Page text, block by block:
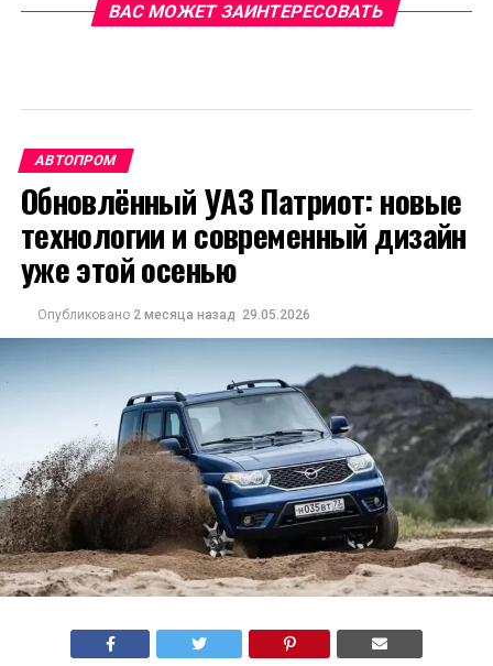
ВАС МОЖЕТ ЗАИНТЕРЕСОВАТЬ
АВТОПРОМ
Обновлённый УАЗ Патриот: новые
технологии и современный дизайн
уже этой осенью
Опубликовано 2 месяца назад 29.05.2026